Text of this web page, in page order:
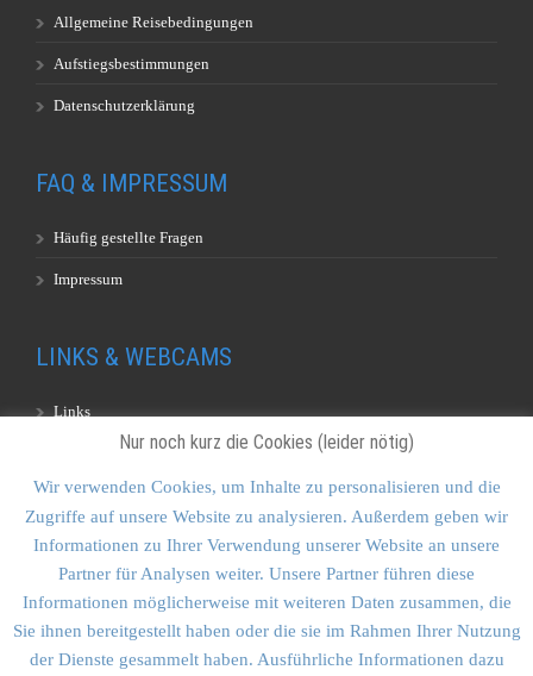
Allgemeine Reisebedingungen
Aufstiegsbestimmungen
Datenschutzerklärung
FAQ & IMPRESSUM
Häufig gestellte Fragen
Impressum
LINKS & WEBCAMS
Links
KONTAKT & SITEMAP
Kontakt
Sitemap
Vulkankultour-BUFF®
Nur noch kurz die Cookies (leider nötig)
Wir verwenden Cookies, um Inhalte zu personalisieren und die
Zugriffe auf unsere Website zu analysieren. Außerdem geben wir
Informationen zu Ihrer Verwendung unserer Website an unsere
Partner für Analysen weiter. Unsere Partner führen diese
Informationen möglicherweise mit weiteren Daten zusammen, die
Sie ihnen bereitgestellt haben oder die sie im Rahmen Ihrer Nutzung
der Dienste gesammelt haben. Ausführliche Informationen dazu